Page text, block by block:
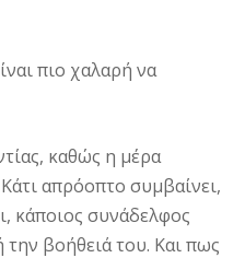
πιο χαλαρή να
καθώς η μέρα
απρόοπτο συμβαίνει,
κάποιος συνάδελφος
την βοήθειά του. Και πως